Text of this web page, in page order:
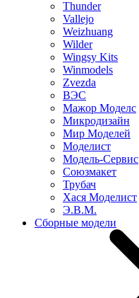
Thunder
Vallejo
Weizhuang
Wilder
Wingsy Kits
Winmodels
Zvezda
ВЭС
Мажор Моделс
Микродизайн
Мир Моделей
Моделист
Модель-Сервис
Союзмакет
Трубач
Хася Моделист
Э.В.М.
Сборные модели